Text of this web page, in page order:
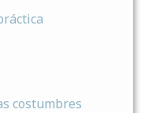
costumbres